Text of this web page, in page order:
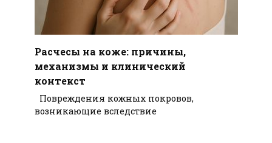
Расчесы на коже: причины,
механизмы и клинический
контекст
Повреждения кожных покровов,
возникающие вследствие